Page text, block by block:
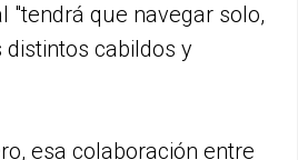
"tendrá que navegar solo,
cabildos y
esa colaboración entre